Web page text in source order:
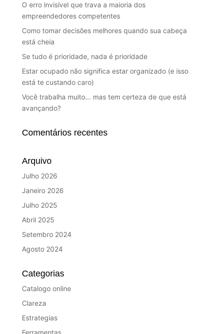
O erro invisível que trava a maioria dos
empreendedores competentes
Como tomar decisões melhores quando sua cabeça
está cheia
Se tudo é prioridade, nada é prioridade
Estar ocupado não significa estar organizado (e isso
está te custando caro)
Você trabalha muito… mas tem certeza de que está
avançando?
Comentários recentes
Arquivo
Julho 2026
Janeiro 2026
Julho 2025
Abril 2025
Setembro 2024
Agosto 2024
Categorias
Catalogo online
Clareza
Estrategias
Ferramentas